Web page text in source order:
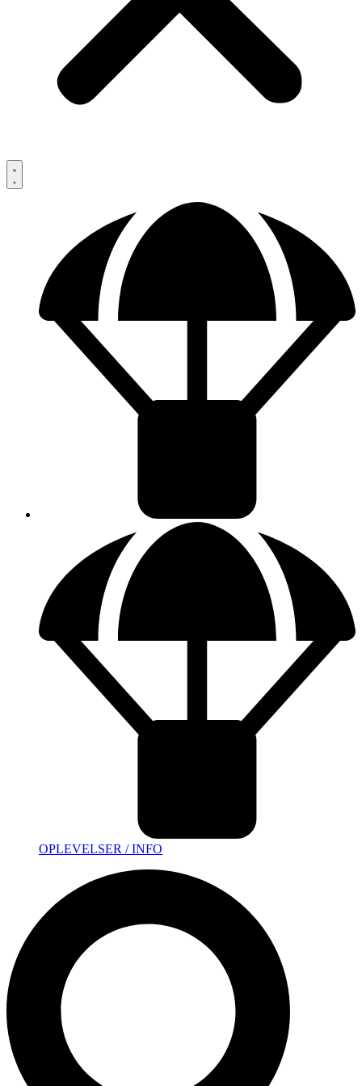
OPLEVELSER / INFO